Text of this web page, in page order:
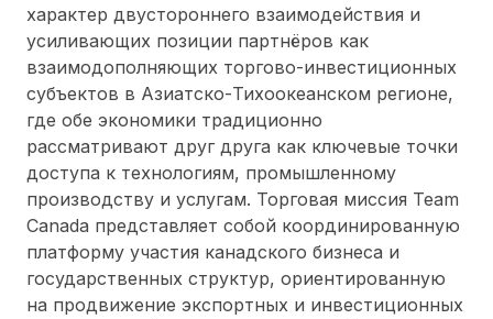
характер двустороннего взаимодействия и
усиливающих позиции партнёров как
взаимодополняющих торгово-инвестиционных
субъектов в Азиатско-Тихоокеанском регионе,
где обе экономики традиционно
рассматривают друг друга как ключевые точки
доступа к технологиям, промышленному
производству и услугам. Торговая миссия Team
Canada представляет собой координированную
платформу участия канадского бизнеса и
государственных структур, ориентированную
на продвижение экспортных и инвестиционных